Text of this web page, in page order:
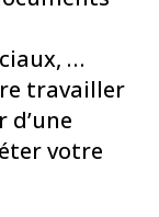
…
travailler
votre